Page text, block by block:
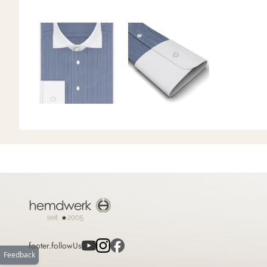
footer.followUs
Feedback